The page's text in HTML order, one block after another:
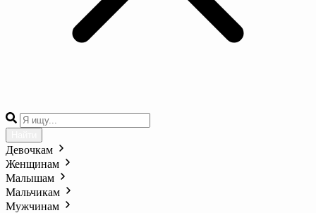
Девочкам
Женщинам
Малышам
Мальчикам
Мужчинам